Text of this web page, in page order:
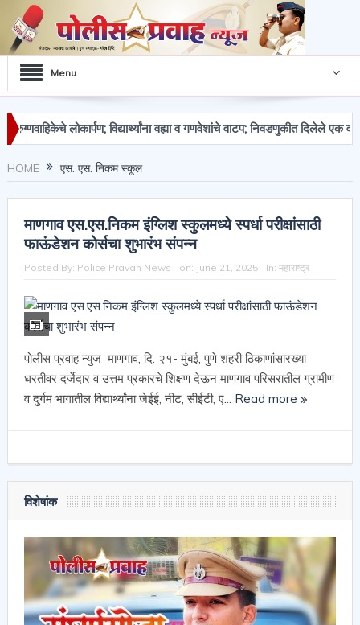
Menu
लोकार्पण; विद्यार्थ्यांना वह्या व गणवेशांचे वाटप; निवडणुकीत दिलेले एक वचन पूर्ण
HOME एस. एस. निकम स्कूल
माणगाव एस.एस.निकम इंग्लिश स्कुलमध्ये स्पर्धा परीक्षांसाठी
फाऊंडेशन कोर्सचा शुभारंभ संपन्न
Posted By: Police Pravah News on: June 21, 2025 In: महाराष्ट्र
पोलीस प्रवाह न्युज माणगाव, दि. २१- मुंबई, पुणे शहरी ठिकाणांसारख्या
धरतीवर दर्जेदार व उत्तम प्रकारचे शिक्षण देऊन माणगाव परिसरातील ग्रामीण
व दुर्गम भागातील विद्यार्थ्यांना जेईई, नीट, सीईटी, ए... Read more
विशेषांक